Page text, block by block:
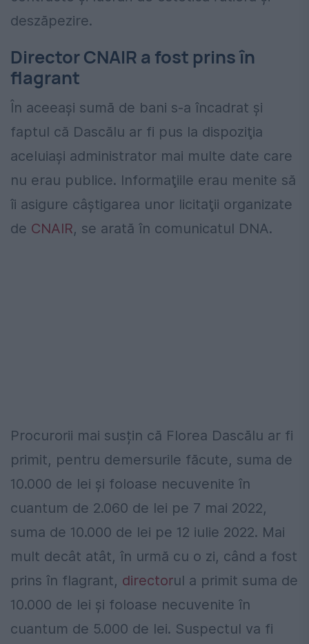
deszăpezire.
Director CNAIR a fost prins în
flagrant
În aceeași sumă de bani s-a încadrat și
faptul că Dascălu ar fi pus la dispoziţia
aceluiaşi administrator mai multe date care
nu erau publice. Informaţiile erau menite să
îi asigure câştigarea unor licitaţii organizate
de CNAIR, se arată în comunicatul DNA.
Procurorii mai susțin că Florea Dascălu ar fi
primit, pentru demersurile făcute, suma de
10.000 de lei şi foloase necuvenite în
cuantum de 2.060 de lei pe 7 mai 2022,
suma de 10.000 de lei pe 12 iulie 2022. Mai
mult decât atât, în urmă cu o zi, când a fost
prins în flagrant, directorul a primit suma de
10.000 de lei şi foloase necuvenite în
cuantum de 5.000 de lei. Suspectul va fi